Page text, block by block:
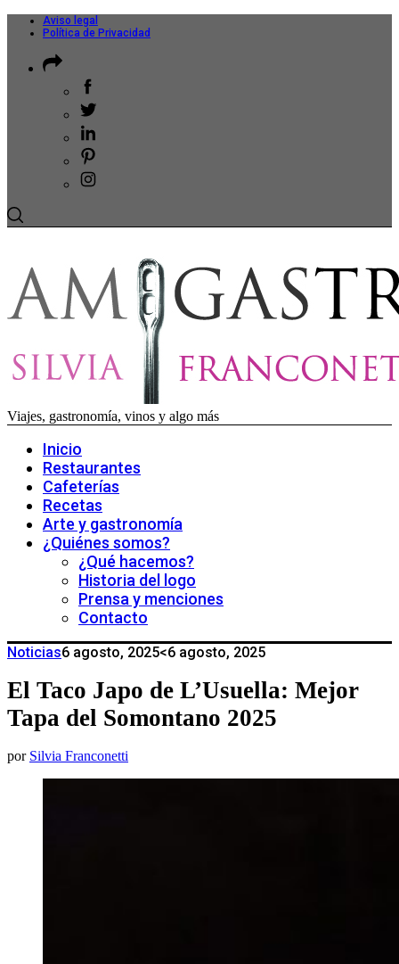
Aviso legal
Política de Privacidad
Viajes, gastronomía, vinos y algo más
Inicio
Restaurantes
Cafeterías
Recetas
Arte y gastronomía
¿Quiénes somos?
¿Qué hacemos?
Historia del logo
Prensa y menciones
Contacto
Noticias6 agosto, 2025<6 agosto, 2025
El Taco Japo de L’Usuella: Mejor
Tapa del Somontano 2025
por Silvia Franconetti